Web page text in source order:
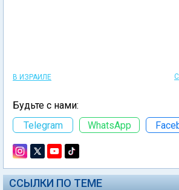
В ИЗРАИЛЕ
Будьте с нами:
Telegram
WhatsApp
ССЫЛКИ ПО ТЕМЕ